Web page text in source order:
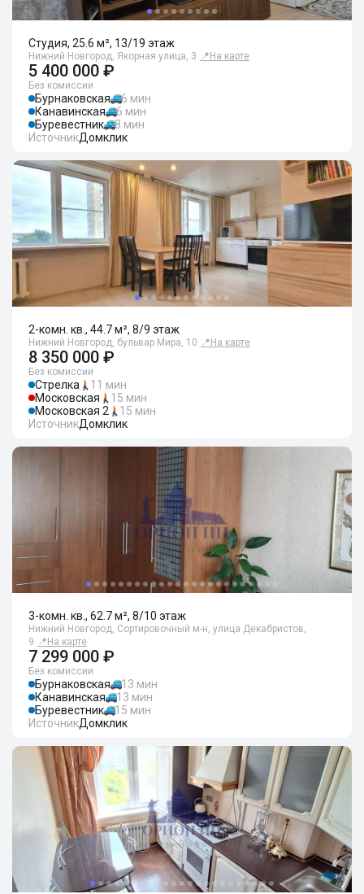
Студия, 25.6 м², 13/19 этаж
Нижний Новгород, Якорная улица, 3 📍 На карте
5 400 000 ₽
Без комиссии
Бурнаковская
6 мин
Канавинская
6 мин
Буревестник
8 мин
ИсточникДомклик
2-комн. кв., 44.7 м², 8/9 этаж
Нижний Новгород, бульвар Мира, 10 📍 На карте
8 350 000 ₽
Без комиссии
Стрелка
11 мин
Московская
15 мин
Московская 2
15 мин
ИсточникДомклик
3-комн. кв., 62.7 м², 8/10 этаж
Нижний Новгород, Сортировочный м-н, улица Декабристов,
9 📍 На карте
7 299 000 ₽
Без комиссии
Бурнаковская
13 мин
Канавинская
13 мин
Буревестник
15 мин
ИсточникДомклик